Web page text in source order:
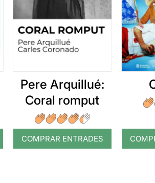
Pere Arquillué:
Coral romput
COMPRAR ENTRADES